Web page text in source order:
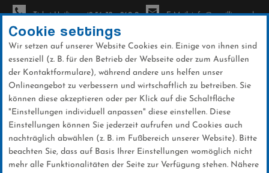
Direkt
zum
Inhalt
Ticket-Hotline: +49 56 32 - 960-0 E-Mail: info@sc-willingen.de
Rollski-Bergrennen
Cookie settings
Wir setzen auf unserer Website Cookies ein. Einige von ihnen sind
essenziell (z. B. für den Betrieb der Webseite oder zum Ausfüllen
der Kontaktformulare), während andere uns helfen unser
Onlineangebot zu verbessern und wirtschaftlich zu betreiben. Sie
können diese akzeptieren oder per Klick auf die Schaltfläche
"Einstellungen individuell anpassen" diese einstellen. Diese
Einstellungen können Sie jederzeit aufrufen und Cookies auch
nachträglich abwählen (z. B. im Fußbereich unserer Website). Bitte
beachten Sie, dass auf Basis Ihrer Einstellungen womöglich nicht
mehr alle Funktionalitäten der Seite zur Verfügung stehen. Nähere